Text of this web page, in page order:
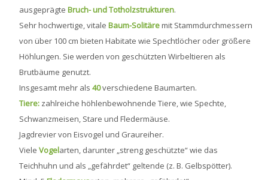
ausgeprägteBruch- und Totholzstrukturen.
Sehr hochwertige, vitaleBaum-Solitäremit Stammdurchmessern
von über 100 cm bieten Habitate wie Spechtlöcher oder größere
Höhlungen. Sie werden von geschützten Wirbeltieren als
Brutbäume genutzt.
Insgesamt mehr als40verschiedene Baumarten.
Tiere: zahlreiche höhlenbewohnende Tiere, wie Spechte,
Schwanzmeisen, Stare und Fledermäuse.
Jagdrevier von Eisvogel und Graureiher.
VieleVogelarten, darunter „streng geschützte“ wie das
Teichhuhn und als „gefährdet“ geltende (z. B. Gelbspötter).